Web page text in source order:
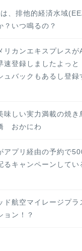
、排他的経済水域
？いつ鳴るの？
リカンエキスプレス
速登録しましたよっ
ュバックもあるし登録
味しい実力満載の焼き
おかにわ
アプリ経由の予約で
るキャンペーンしてい
ド航空マイレージプラ
ョン！？